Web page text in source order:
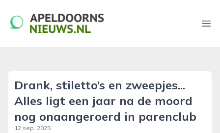
apeldoornsnieuws.nl
Drank, stiletto’s en zweepjes...
Alles ligt een jaar na de moord
nog onaangeroerd in parenclub
12 sep. 2025